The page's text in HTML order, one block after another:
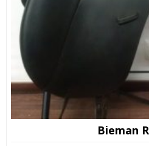
Bieman